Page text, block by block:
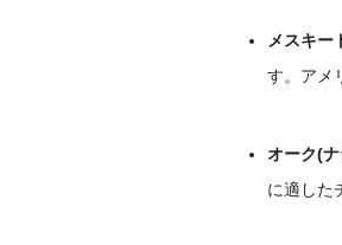
メスキー
す。アメ
オーク(
に適した